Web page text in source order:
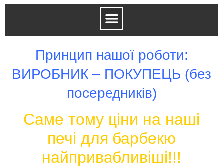
Принцип нашої роботи:
ВИРОБНИК – ПОКУПЕЦЬ (без
посередників)
Саме тому ціни на наші
печі для барбекю
найпривабливіші!!!